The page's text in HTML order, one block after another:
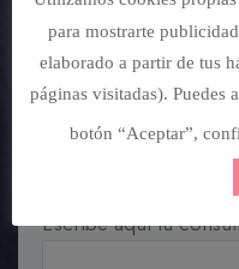
Web (*)
Escribe aqui tu
para mostrarte
elaborado a partir de tus
páginas visitadas). Puedes
botón “Aceptar”,